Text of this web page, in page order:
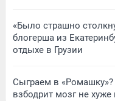
«Было страшно
блогерша из
отдыхе в Грузии
Сыграем в
взбодрит мозг не хуже